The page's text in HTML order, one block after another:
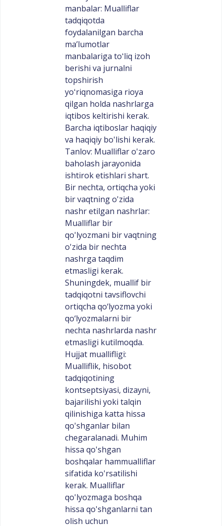
manbalar: Mualliflar
tadqiqotda
foydalanilgan barcha
maʼlumotlar
manbalariga toʻliq izoh
berishi va jurnalni
topshirish
yoʻriqnomasiga rioya
qilgan holda nashrlarga
iqtibos keltirishi kerak.
Barcha iqtiboslar haqiqiy
va haqiqiy bo'lishi kerak.
Tanlov: Mualliflar o'zaro
baholash jarayonida
ishtirok etishlari shart.
Bir nechta, ortiqcha yoki
bir vaqtning o'zida
nashr etilgan nashrlar:
Mualliflar bir
qo'lyozmani bir vaqtning
o'zida bir nechta
nashrga taqdim
etmasligi kerak.
Shuningdek, muallif bir
tadqiqotni tavsiflovchi
ortiqcha qo‘lyozma yoki
qo‘lyozmalarni bir
nechta nashrlarda nashr
etmasligi kutilmoqda.
Hujjat muallifligi:
Mualliflik, hisobot
tadqiqotining
kontseptsiyasi, dizayni,
bajarilishi yoki talqin
qilinishiga katta hissa
qo'shganlar bilan
chegaralanadi. Muhim
hissa qo'shgan
boshqalar hammualliflar
sifatida ko'rsatilishi
kerak. Mualliflar
qo'lyozmaga boshqa
hissa qo'shganlarni tan
olish uchun